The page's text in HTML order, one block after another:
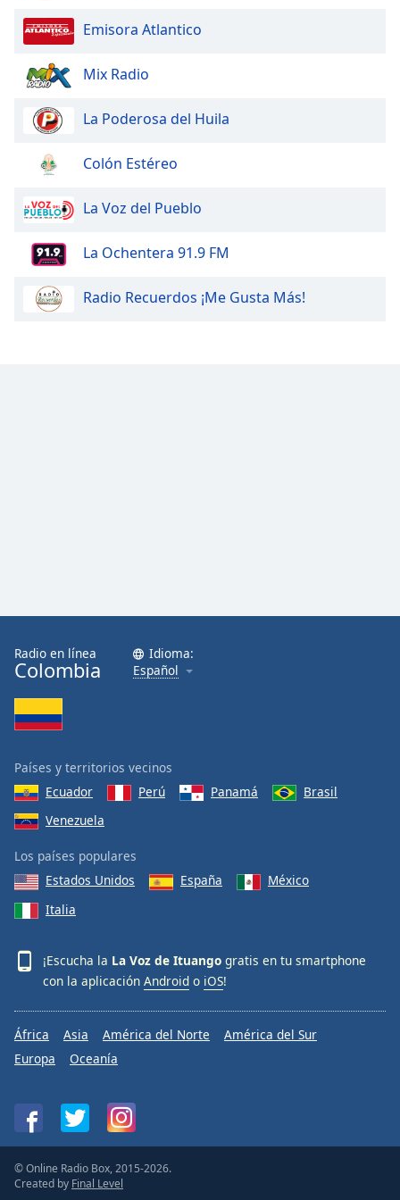
Emisora Atlantico
Mix Radio
La Poderosa del Huila
Colón Estéreo
La Voz del Pueblo
La Ochentera 91.9 FM
Radio Recuerdos ¡Me Gusta Más!
Radio en línea
Colombia
Idioma:
Español
Países y territorios vecinos
Ecuador
Perú Panamá
Brasil
Venezuela
Los países populares
Estados Unidos
España
México
Italia
¡Escucha la La Voz de Ituango gratis en tu smartphone
con la aplicación Android o iOS!
África Asia América del Norte
América del Sur
Europa
Oceanía
© Online Radio Box, 2015-2026.
Created by Final Level